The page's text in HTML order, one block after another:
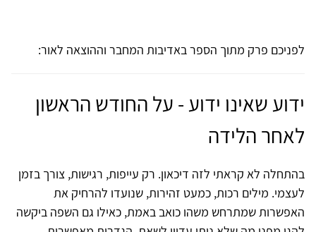
לפניכם פרק מתוך הספר באדיבות המחבר וההוצאה לאור:
ידוע שאינו ידוע - על החודש הראשון
לאחר הלידה
בהתחלה לא קראתי לזה דיכאון. רק עייפות, רגישות, צורך בזמן
לעצמי. מילים רכות, כמעט זהירות, שנועדו להרחיק את
האפשרות שמתרחש משהו כואב באמת, כאילו גם השפה ביקשה